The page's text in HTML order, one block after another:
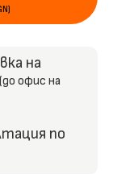
на
(до офис на
по